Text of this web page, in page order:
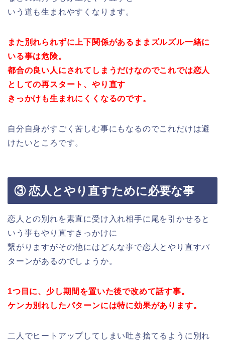
いう道も生まれやすくなります。
また別れられずに上下関係があるままズルズル一緒に
いる事は危険。
都合の良い人にされてしまうだけなのでこれでは恋人
としての再スタート、やり直す
きっかけも生まれにくくなるのです。
自分自身がすごく苦しむ事にもなるのでこれだけは避
けたいところです。
③ 恋人とやり直すために必要な事
恋人との別れを素直に受け入れ相手に尾を引かせると
いう事もやり直すきっかけに
繋がりますがその他にはどんな事で恋人とやり直すパ
ターンがあるのでしょうか。
1つ目に、少し期間を置いた後で改めて話す事。
ケンカ別れしたパターンには特に効果があります。
二人でヒートアップしてしまい吐き捨てるように別れ